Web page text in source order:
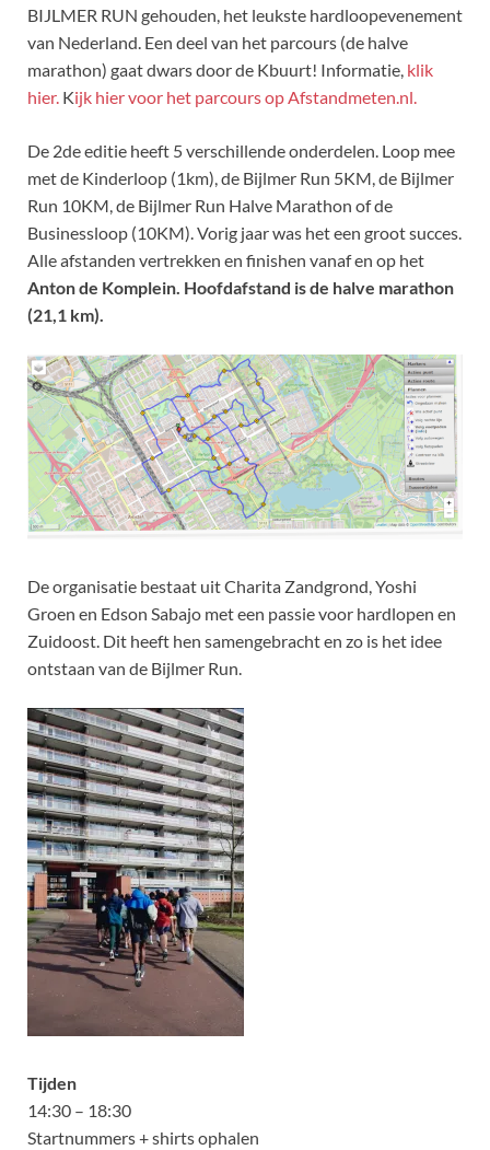
BIJLMER RUN gehouden, het leukste hardloopevenement
van Nederland. Een deel van het parcours (de halve
marathon) gaat dwars door de Kbuurt! Informatie, klik
hier. Kijk hier voor het parcours op Afstandmeten.nl.
De 2de editie heeft 5 verschillende onderdelen. Loop mee
met de Kinderloop (1km), de Bijlmer Run 5KM, de Bijlmer
Run 10KM, de Bijlmer Run Halve Marathon of de
Businessloop (10KM). Vorig jaar was het een groot succes.
Alle afstanden vertrekken en finishen vanaf en op het
Anton de Komplein. Hoofdafstand is de halve marathon
(21,1 km).
De organisatie bestaat uit Charita Zandgrond, Yoshi
Groen en Edson Sabajo met een passie voor hardlopen en
Zuidoost. Dit heeft hen samengebracht en zo is het idee
ontstaan van de Bijlmer Run.
Tijden
14:30 – 18:30
Startnummers + shirts ophalen